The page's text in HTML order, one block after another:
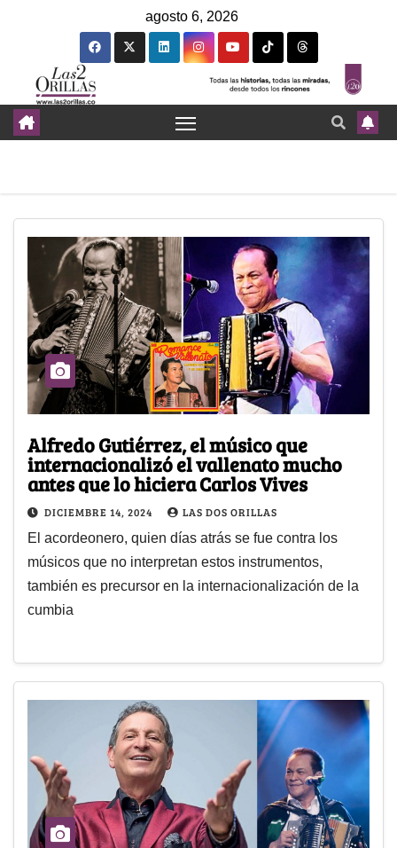
agosto 6, 2026
Alfredo Gutiérrez, el músico que
internacionalizó el vallenato mucho
antes que lo hiciera Carlos Vives
DICIEMBRE 14, 2024 LAS DOS ORILLAS
El acordeonero, quien días atrás se fue contra los
músicos que no interpretan estos instrumentos,
también es precursor en la internacionalización de la
cumbia